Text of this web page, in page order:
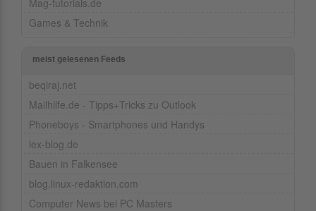
Games & Technik
meist gelesenen Feeds
beqiraj.net
Mailhilfe.de - Tipps+Tricks zu Outlook
Phoneboys - Smartphones und Handys
lex-blog.de
Bauen in Falkensee
blog.linux-redaktion.com
Computer News bei PC Masters